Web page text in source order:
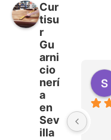
Cur
tisu
r
Gu
arni
cio
nerí
a
en
Sev
illa